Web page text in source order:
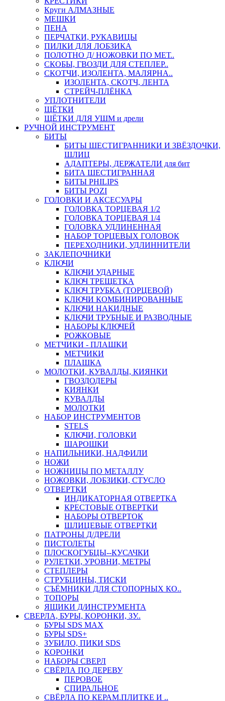
Круги АЛМАЗНЫЕ
МЕШКИ
ПЕНА
ПЕРЧАТКИ, РУКАВИЦЫ
ПИЛКИ ДЛЯ ЛОБЗИКА
ПОЛОТНО Д/ НОЖОВКИ ПО МЕТ..
СКОБЫ, ГВОЗДИ ДЛЯ СТЕПЛЕР..
СКОТЧИ, ИЗОЛЕНТА, МАЛЯРНА..
ИЗОЛЕНТА, СКОТЧ, ЛЕНТА
СТРЕЙЧ-ПЛЁНКА
УПЛОТНИТЕЛИ
ЩЁТКИ
ЩЁТКИ ДЛЯ УШМ и дрели
РУЧНОЙ ИНСТРУМЕНТ
БИТЫ
БИТЫ ШЕСТИГРАННИКИ И ЗВЁЗДОЧКИ,
ШЛИЦ
АДАПТЕРЫ, ДЕРЖАТЕЛИ для бит
БИТА ШЕСТИГРАННАЯ
БИТЫ PHILIPS
БИТЫ POZI
ГОЛОВКИ И АКСЕСУАРЫ
ГОЛОВКА ТОРЦЕВАЯ 1/2
ГОЛОВКА ТОРЦЕВАЯ 1/4
ГОЛОВКА УДЛИНЕННАЯ
НАБОР ТОРЦЕВЫХ ГОЛОВОК
ПЕРЕХОДНИКИ, УДЛИННИТЕЛИ
ЗАКЛЕПОЧНИКИ
КЛЮЧИ
КЛЮЧИ УДАРНЫЕ
КЛЮЧ ТРЕЩЕТКА
КЛЮЧ ТРУБКА (ТОРЦЕВОЙ)
КЛЮЧИ КОМБИНИРОВАННЫЕ
КЛЮЧИ НАКИДНЫЕ
КЛЮЧИ ТРУБНЫЕ И РАЗВОДНЫЕ
НАБОРЫ КЛЮЧЕЙ
РОЖКОВЫЕ
МЕТЧИКИ - ПЛАШКИ
МЕТЧИКИ
ПЛАШКА
МОЛОТКИ, КУВАЛДЫ, КИЯНКИ
ГВОЗДОДЕРЫ
КИЯНКИ
КУВАЛДЫ
МОЛОТКИ
НАБОР ИНСТРУМЕНТОВ
STELS
КЛЮЧИ, ГОЛОВКИ
ШАРОШКИ
НАПИЛЬНИКИ, НАДФИЛИ
НОЖИ
НОЖНИЦЫ ПО МЕТАЛЛУ
НОЖОВКИ, ЛОБЗИКИ, СТУСЛО
ОТВЕРТКИ
ИНДИКАТОРНАЯ ОТВЕРТКА
КРЕСТОВЫЕ ОТВЕРТКИ
НАБОРЫ ОТВЕРТОК
ШЛИЦЕВЫЕ ОТВЕРТКИ
ПАТРОНЫ Д/ДРЕЛИ
ПИСТОЛЕТЫ
ПЛОСКОГУБЦЫ--КУСАЧКИ
РУЛЕТКИ, УРОВНИ, МЕТРЫ
СТЕПЛЕРЫ
СТРУБЦИНЫ, ТИСКИ
СЪЁМНИКИ ДЛЯ СТОПОРНЫХ КО..
ТОПОРЫ
ЯЩИКИ Д/ИНСТРУМЕНТА
СВЕРЛА, БУРЫ, КОРОНКИ, ЗУ..
БУРЫ SDS MAX
БУРЫ SDS+
ЗУБИЛО, ПИКИ SDS
КОРОНКИ
НАБОРЫ СВЕРЛ
СВЁРЛА ПО ДЕРЕВУ
ПЕРОВОЕ
СПИРАЛЬНОЕ
СВЁРЛА ПО КЕРАМ.ПЛИТКЕ И ..